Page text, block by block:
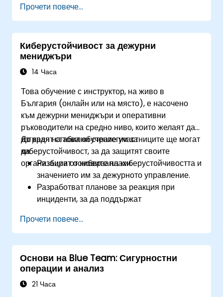
Прочети повече...
Киберустойчивост за дежурни
мениджъри
14 Часа
Това обучение с инструктор, на живо в
България (онлайн или на място), е насочено
към дежурни мениджъри и оперативни
ръководители на средно ниво, които желаят да
изградят стабилни стратегии за
киберустойчивост, за да защитят своите
организации от киберзаплахи.
До края на това обучение участниците ще могат
да:
Разбират основите на киберустойчивостта и
значението им за дежурното управление.
Разработват планове за реакция при
инциденти, за да поддържат
Идентифицират потенциални киберзаплахи
и уязвимости в тяхната среда.
Прилагат протоколи за сигурност, за да
минимизират излагането на риск.
Координират реакцията на екипа по време
на киберинциденти и процесите на
Прочети повече...
Основи на Blue Team: Сигурностни
операции и анализ
21 Часа